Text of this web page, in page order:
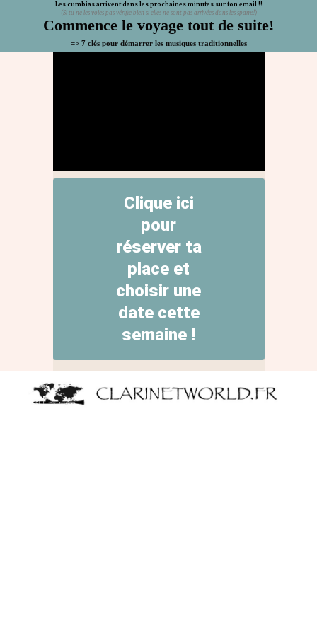
Les cumbias arrivent dans les prochaines minutes sur ton email !!
(Si tu ne les voies pas vérifie bien si elles ne sont pas arrivées dans les spams!)
Commence le voyage tout de suite!
=> 7 clés pour démarrer les musiques traditionnelles
Clique ici
pour
réserver ta
place et
choisir une
date cette
semaine !